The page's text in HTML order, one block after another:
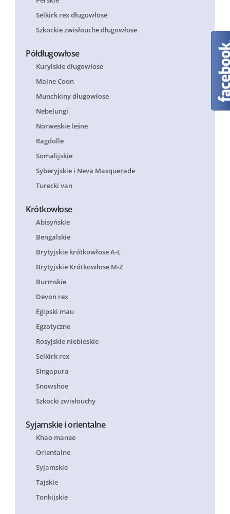
Selkirk rex długowłose
Szkockie zwisłouche długowłose
Półdługowłose
Kurylskie długowłose
Maine Coon
Munchkiny długowłose
Nebelungi
Norweskie leśne
Ragdolle
Somalijskie
Syberyjskie i Neva Masquerade
Turecki van
Krótkowłose
Abisyńskie
Bengalskie
Brytyjskie krótkowłose A-L
Brytyjskie Krótkowłose M-Z
Burmskie
Devon rex
Egipski mau
Egzotyczne
Rosyjskie niebieskie
Selkirk rex
Singapura
Snowshoe
Szkocki zwisłouchy
Syjamskie i orientalne
Khao manee
Orientalne
Syjamskie
Tajskie
Tonkijskie